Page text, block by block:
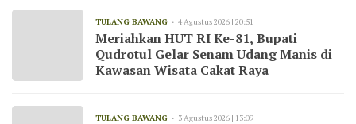
TULANG BAWANG 4 Agustus 2026 | 20:51
Meriahkan HUT RI Ke-81, Bupati
Qudrotul Gelar Senam Udang Manis di
Kawasan Wisata Cakat Raya
TULANG BAWANG 3 Agustus 2026 | 13:09